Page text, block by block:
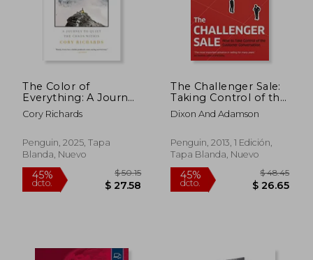
$ 56.90
The Color of
Everything: A Journey
to Quiet the Chaos
Within (en Inglés)
Cory Richards
Penguin, 2025, Tapa
Blanda, Nuevo
The Challenger Sale:
Taking Control of the
Customer
Conversation (en
Dixon And Adamson
Penguin, 2013, 1 Edición,
Tapa Blanda, Nuevo